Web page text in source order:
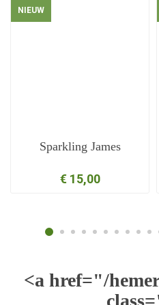
NIEUW
Sparkling James
€ 15,00
<a href="/